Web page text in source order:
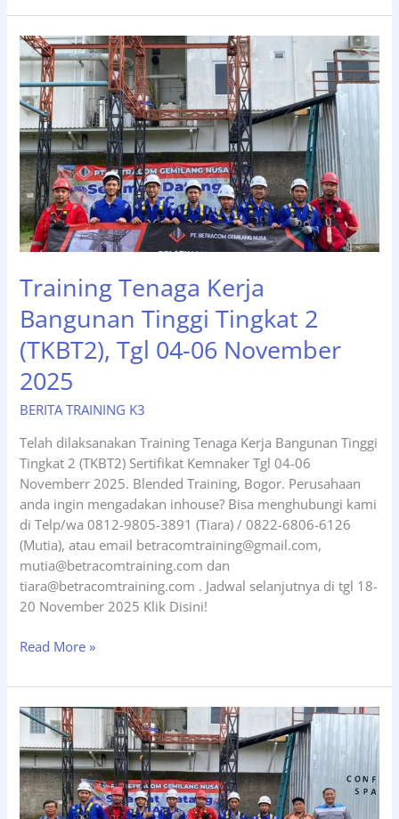
Kerja
Bangunan
Tinggi
Tingkat
2
(TKBT2),
Tgl
18-
20
November
2025
Training Tenaga Kerja
Bangunan Tinggi Tingkat 2
(TKBT2), Tgl 04-06 November
2025
BERITA TRAINING K3
Telah dilaksanakan Training Tenaga Kerja Bangunan Tinggi
Tingkat 2 (TKBT2) Sertifikat Kemnaker Tgl 04-06
Novemberr 2025. Blended Training, Bogor. Perusahaan
anda ingin mengadakan inhouse? Bisa menghubungi kami
di Telp/wa 0812-9805-3891 (Tiara) / 0822-6806-6126
(Mutia), atau email betracomtraining@gmail.com,
mutia@betracomtraining.com dan
tiara@betracomtraining.com . Jadwal selanjutnya di tgl 18-
20 November 2025 Klik Disini!
Training
Kerja
Bangunan
Tinggi
Tingkat
2
(TKBT2),
Tgl
Read More »